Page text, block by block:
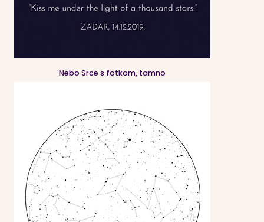
Nebo Srce s fotkom, tamno